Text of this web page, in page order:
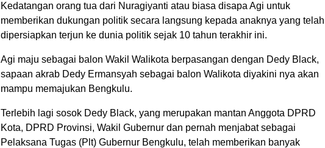
Kedatangan orang tua dari Nuragiyanti atau biasa disapa Agi untuk
memberikan dukungan politik secara langsung kepada anaknya yang telah
dipersiapkan terjun ke dunia politik sejak 10 tahun terakhir ini.
Agi maju sebagai balon Wakil Walikota berpasangan dengan Dedy Black,
sapaan akrab Dedy Ermansyah sebagai balon Walikota diyakini nya akan
mampu memajukan Bengkulu.
Terlebih lagi sosok Dedy Black, yang merupakan mantan Anggota DPRD
Kota, DPRD Provinsi, Wakil Gubernur dan pernah menjabat sebagai
Pelaksana Tugas (Plt) Gubernur Bengkulu, telah memberikan banyak